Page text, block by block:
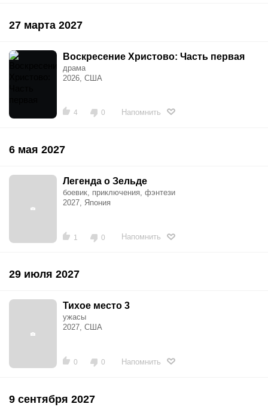
27 марта 2027
Воскресение Христово: Часть первая
драма
2026, США
4 0 Напомнить
6 мая 2027
Легенда о Зельде
боевик, приключения, фэнтези
2027, Япония
1 0 Напомнить
29 июля 2027
Тихое место 3
ужасы
2027, США
0 0 Напомнить
9 сентября 2027